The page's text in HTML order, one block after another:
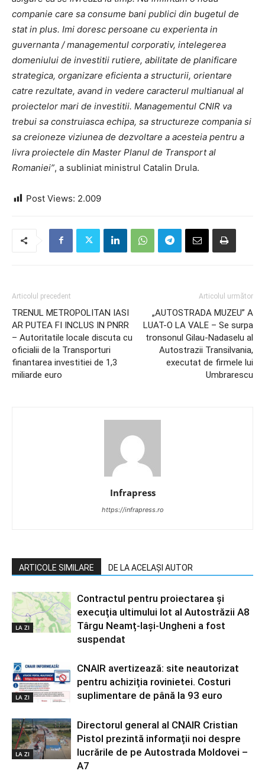
companie care sa consume bani publici din bugetul de
stat in plus. Imi doresc persoane cu experienta in
guvernanta / managementul corporativ, intelegerea
domeniului de investitii rutiere, abilitate de planificare
strategica, organizare eficienta a structurii, orientare
catre rezultate, avand in vedere caracterul multianual al
proiectelor mari de investitii. Managementul CNIR va
trebui sa construiasca echipa, sa structureze compania si
sa creioneze viziunea de dezvoltare a acesteia pentru a
livra proiectele din Master Planul de Transport al
Romaniei”, a subliniat ministrul Catalin Drula.
Post Views: 2.009
Articolul precedent
TRENUL METROPOLITAN IASI
AR PUTEA FI INCLUS IN PNRR
– Autoritatile locale discuta cu
oficialii de la Transporturi
finantarea investitiei de 1,3
miliarde euro
Articolul următor
„AUTOSTRADA MUZEU” A
LUAT-O LA VALE – Se surpa
tronsonul Gilau-Nadaselu al
Autostrazii Transilvania,
executat de firmele lui
Umbrarescu
Infrapress
https://infrapress.ro
ARTICOLE SIMILARE DE LA ACELAȘI AUTOR
LA ZI
Contractul pentru proiectarea și
execuția ultimului lot al Autostrăzii A8
Târgu Neamț-Iași-Ungheni a fost
suspendat
LA ZI
CNAIR avertizează: site neautorizat
pentru achiziția rovinietei. Costuri
suplimentare de până la 93 euro
LA ZI
Directorul general al CNAIR Cristian
Pistol prezintă informații noi despre
lucrările de pe Autostrada Moldovei –
A7